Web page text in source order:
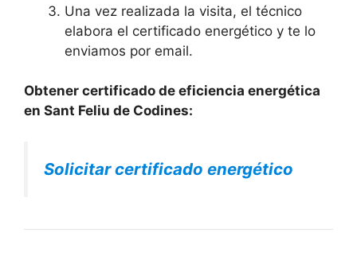
Una vez realizada la visita, el técnico
elabora el certificado energético y te lo
enviamos por email.
Obtener certificado de eficiencia energética
en Sant Feliu de Codines:
Solicitar certificado energético